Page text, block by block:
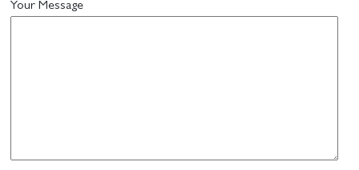
Your Message